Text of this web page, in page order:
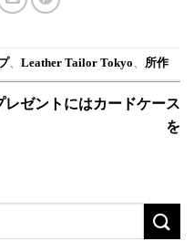
、 Leather Tailor Tokyo、 所作
レゼントにはカードケース
を